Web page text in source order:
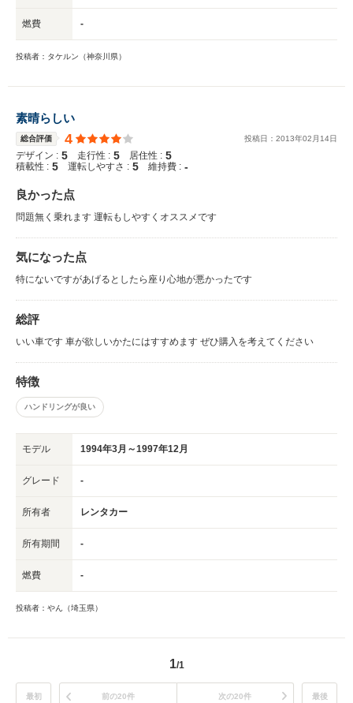
燃費 -
投稿者：タケルン（神奈川県）
素晴らしい
総合評価 4 投稿日： 2013年02 月 14日
デザイン : 5 走行性 : 5 居住性 : 5
積載性 : 5 運転しやすさ : 5 維持費 : -
良かった点
問題無く乗れます 運転もしやすくオススメです
気になった点
特にないですがあげるとしたら座り心地が悪かったです
総評
いい車です 車が欲しいかたにはすすめます ぜひ購入を考えてください
特徴
ハンドリングが良い
モデル 1994年3月～1997年12月
グレード -
所有者 レンタカー
所有期間 -
燃費 -
投稿者：やん（埼玉県）
1/1
最初 前の20件 次の20件 最後